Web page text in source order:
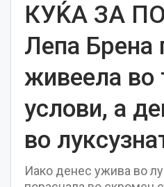
КУЌА ЗА
Лепа Брена
живеела во
услови, а
во
Иако денес ужива во